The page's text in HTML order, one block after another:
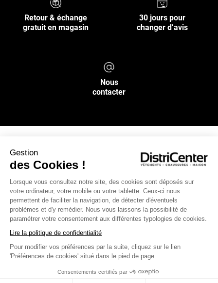
Gestion
des Cookies !
Lorsque vous consultez notre site, des cookies sont déposés sur
votre ordinateur, votre mobile ou votre tablette. Ceux-ci nous
permettent de faciliter la navigation, de détecter d'éventuels
problèmes et d'y remédier. Nous vous laissons la possibilité de
paramétrer votre consentement aux différentes typologies de cookies.
Lire la politique de confidentialité
Pour modifier vos préférences par la suite, cliquez sur le lien
'Préférences de cookies' situé dans le pied de page.
Consentements certifiés par
Retour & échange
gratuit en magasin
30 jours pour
changer d’avis
Nous
contacter
INFOS PRATIQUES
L’ENSEIGNE DISTRICENTER